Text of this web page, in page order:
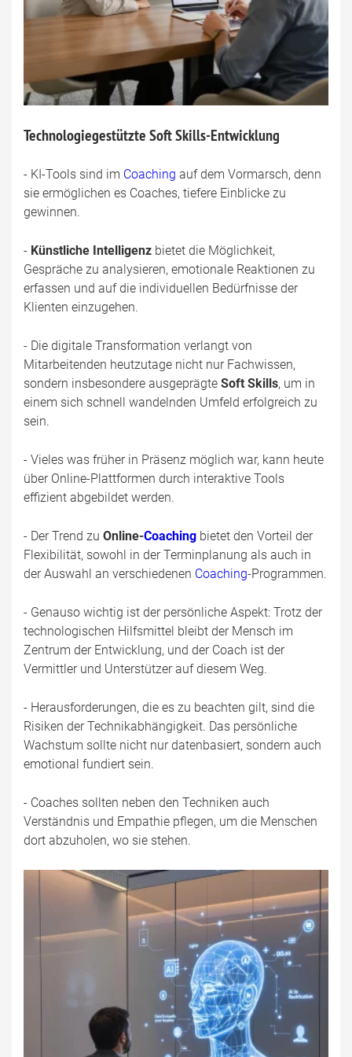
Technologiegestützte Soft Skills-Entwicklung
- KI-Tools sind im Coaching auf dem Vormarsch, denn
sie ermöglichen es Coaches, tiefere Einblicke zu
gewinnen.
- Künstliche Intelligenz bietet die Möglichkeit,
Gespräche zu analysieren, emotionale Reaktionen zu
erfassen und auf die individuellen Bedürfnisse der
Klienten einzugehen.
- Die digitale Transformation verlangt von
Mitarbeitenden heutzutage nicht nur Fachwissen,
sondern insbesondere ausgeprägte Soft Skills, um in
einem sich schnell wandelnden Umfeld erfolgreich zu
sein.
- Vieles was früher in Präsenz möglich war, kann heute
über Online-Plattformen durch interaktive Tools
effizient abgebildet werden.
- Der Trend zu Online-Coaching bietet den Vorteil der
Flexibilität, sowohl in der Terminplanung als auch in
der Auswahl an verschiedenen Coaching-Programmen.
- Genauso wichtig ist der persönliche Aspekt: Trotz der
technologischen Hilfsmittel bleibt der Mensch im
Zentrum der Entwicklung, und der Coach ist der
Vermittler und Unterstützer auf diesem Weg.
- Herausforderungen, die es zu beachten gilt, sind die
Risiken der Technikabhängigkeit. Das persönliche
Wachstum sollte nicht nur datenbasiert, sondern auch
emotional fundiert sein.
- Coaches sollten neben den Techniken auch
Verständnis und Empathie pflegen, um die Menschen
dort abzuholen, wo sie stehen.